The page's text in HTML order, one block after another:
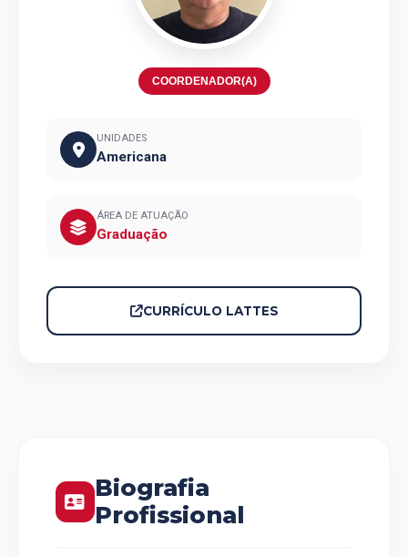
COORDENADOR(A)
UNIDADES
Americana
ÁREA DE ATUAÇÃO
Graduação
CURRÍCULO LATTES
Biografia
Profissional